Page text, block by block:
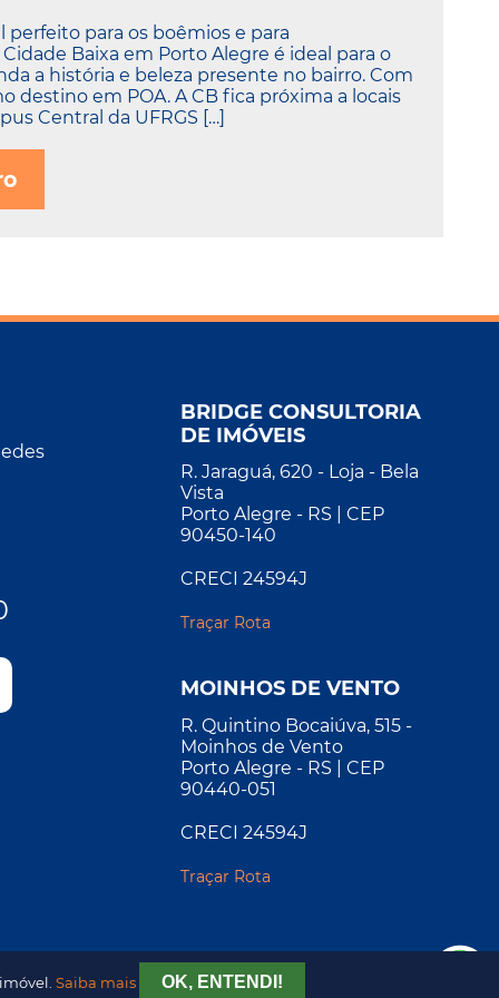
perfeito para os boêmios e para
Baixa em Porto Alegre é ideal para o
a história e beleza presente no bairro. Com
destino em POA. A CB fica próxima a locais
Central da UFRGS […]
BRIDGE CONSULTORIA
DE IMÓVEIS
R. Jaraguá, 620 - Loja - Bela
Vista
Porto Alegre - RS | CEP
90450-140
CRECI 24594J
Traçar Rota
MOINHOS DE VENTO
R. Quintino Bocaiúva, 515 -
Moinhos de Vento
Porto Alegre - RS | CEP
90440-051
CRECI 24594J
Traçar Rota
Saiba mais OK, ENTENDI!